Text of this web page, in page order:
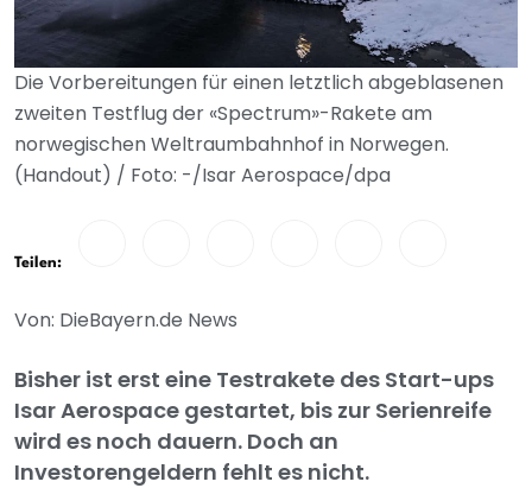
Die Vorbereitungen für einen letztlich abgeblasenen
zweiten Testflug der «Spectrum»-Rakete am
norwegischen Weltraumbahnhof in Norwegen.
(Handout) / Foto: -/Isar Aerospace/dpa
Teilen:
Von: DieBayern.de News
Bisher ist erst eine Testrakete des Start-ups
Isar Aerospace gestartet, bis zur Serienreife
wird es noch dauern. Doch an
Investorengeldern fehlt es nicht.